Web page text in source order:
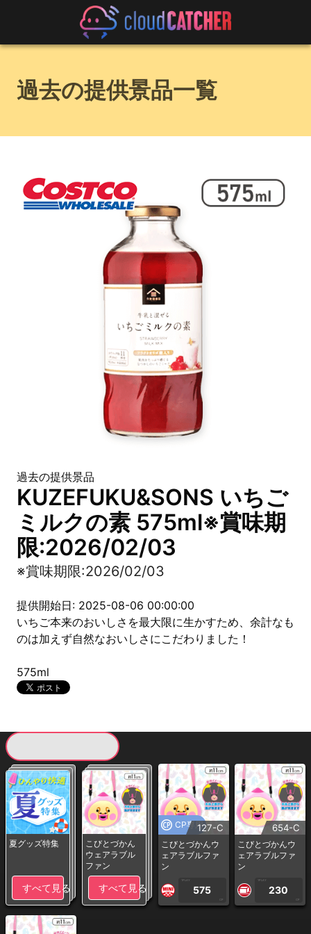
過去の提供景品一覧
過去の提供景品
KUZEFUKU&SONS いちご
ミルクの素 575ml※賞味期
限:2026/02/03
※賞味期限:2026/02/03
提供開始日: 2025-08-06 00:00:00
いちご本来のおいしさを最大限に生かすため、余計なも
のは加えず自然なおいしさにこだわりました！
575ml
夏グッズ特集
すべて見る
こびとづかん
ウェアラブル
ファン
すべて見る
CP専用127-C
こびとづかんウ
ェアラブルファ
ン
1PLAY
575
CP
654-C
こびとづかんウ
ェアラブルファ
ン
1PLAY
230
CP